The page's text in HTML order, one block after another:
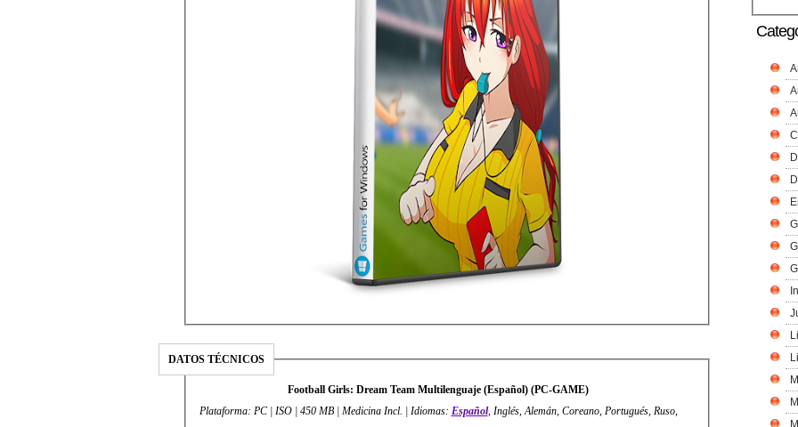
DATOS TÉCNICOS
Football Girls: Dream Team Multilenguaje (Español) (PC-GAME)
Plataforma: PC | ISO | 450 MB | Medicina Incl. | Idiomas: Español, Inglés, Alemán, Coreano, Portugués, Ruso,